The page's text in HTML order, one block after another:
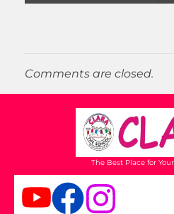
Comments are closed.
The Best Place for